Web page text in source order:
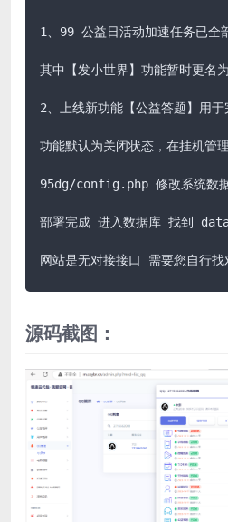
1、99 公益日活动加速任务已全
其中【发小世界】功能暂时更名
2、上线新功能【公益答题】用
功能默认为关闭状态，在挂机管
95dg/config.php 修改系统数
部署完成 进入数据库 找到
网站是无对接接口 需要您自行找
源码截图：